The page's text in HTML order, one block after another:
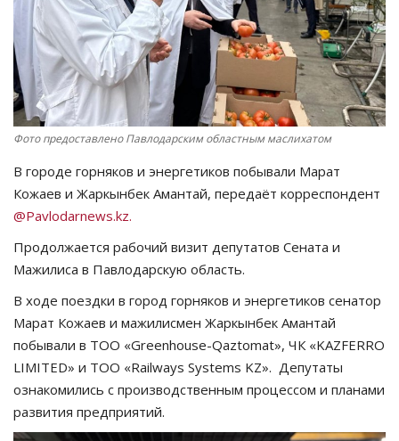
СПОРТ
Чек-лист
РАЗВЛЕЧЕНИЯ
OFFICIAL
Курултай
Язык
Фото предоставлено Павлодарским областным маслихатом
В городе горняков и энергетиков побывали Марат
Кожаев и Жаркынбек Амантай, передаёт корреспондент
@Pavlodarnews.kz.
Продолжается рабочий визит депутатов Сената и
Мажилиса в Павлодарскую область.
В ходе поездки в город горняков и энергетиков сенатор
Марат Кожаев и мажилисмен Жаркынбек Амантай
побывали в ТОО «Greenhouse-Qaztomat», ЧК «KAZFERRO
LIMITED» и ТОО «Railways Systems KZ». Депутаты
ознакомились с производственным процессом и планами
развития предприятий.